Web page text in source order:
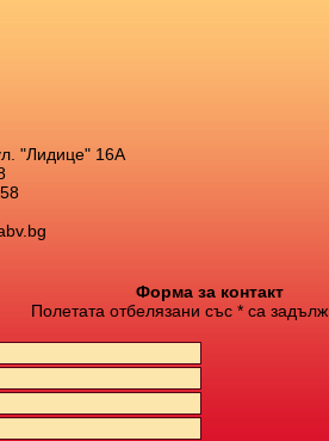
"Лидице" 16А
Форма за контакт
Полетата отбелязани със * са